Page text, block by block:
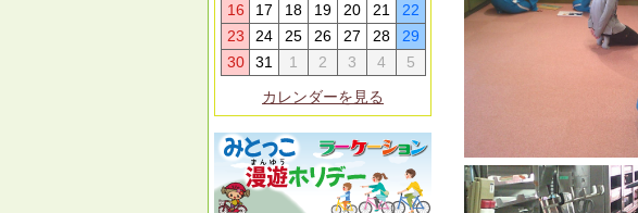
16
17 18 19 20 21
22
23
24 25 26 27 28
29
30
31 1 2 3 4
5
カレンダーを見る